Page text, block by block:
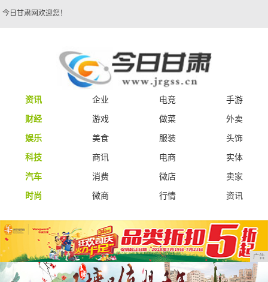
今日甘肃网欢迎您！
资讯 企业 电竞
手游
财经
游戏 做菜
外卖
娱乐
美食 服装
头饰
科技
商讯 电商
实体
汽车
消费 微店
卖家
时尚
微商 行情 资讯
广告